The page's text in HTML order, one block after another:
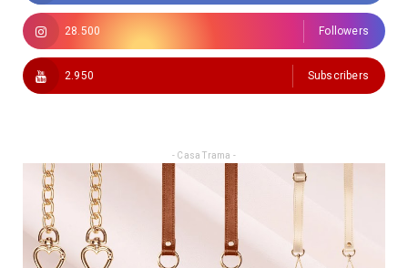
28.500 Followers
2.950 Subscribers
- Casa Trama -